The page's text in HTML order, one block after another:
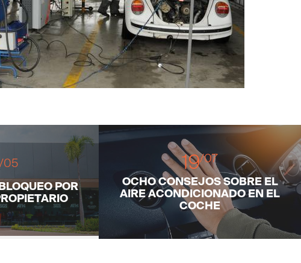
/05
POR
19/07
OCHO CONSEJOS SOBRE EL
AIRE ACONDICIONADO EN EL
COCHE